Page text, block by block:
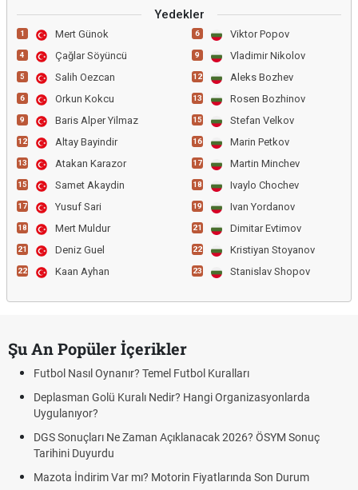
Yedekler
1 Mert Günok
4 Çağlar Söyüncü
5 Salih Oezcan
6 Orkun Kokcu
9 Baris Alper Yilmaz
12 Altay Bayindir
13 Atakan Karazor
15 Samet Akaydin
17 Yusuf Sari
18 Mert Muldur
21 Deniz Guel
22 Kaan Ayhan
6 Viktor Popov
9 Vladimir Nikolov
12 Aleks Bozhev
13 Rosen Bozhinov
15 Stefan Velkov
16 Marin Petkov
17 Martin Minchev
18 Ivaylo Chochev
19 Ivan Yordanov
21 Dimitar Evtimov
22 Kristiyan Stoyanov
23 Stanislav Shopov
Şu An Popüler İçerikler
Futbol Nasıl Oynanır? Temel Futbol Kuralları
Deplasman Golü Kuralı Nedir? Hangi Organizasyonlarda
Uygulanıyor?
DGS Sonuçları Ne Zaman Açıklanacak 2026? ÖSYM Sonuç
Tarihini Duyurdu
Mazota İndirim Var mı? Motorin Fiyatlarında Son Durum